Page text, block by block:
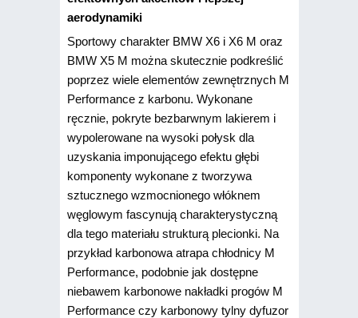
aerodynamiki
Sportowy charakter BMW X6 i X6 M oraz
BMW X5 M można skutecznie podkreślić
poprzez wiele elementów zewnętrznych M
Performance z karbonu. Wykonane
ręcznie, pokryte bezbarwnym lakierem i
wypolerowane na wysoki połysk dla
uzyskania imponującego efektu głębi
komponenty wykonane z tworzywa
sztucznego wzmocnionego włóknem
węglowym fascynują charakterystyczną
dla tego materiału strukturą plecionki. Na
przykład karbonowa atrapa chłodnicy M
Performance, podobnie jak dostępne
niebawem karbonowe nakładki progów M
Performance czy karbonowy tylny dyfuzor